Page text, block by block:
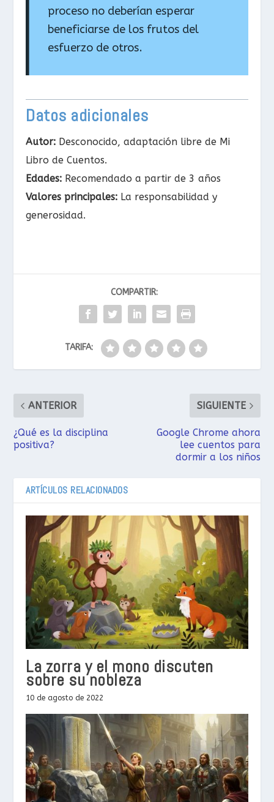
proceso no deberían esperar
beneficiarse de los frutos del
esfuerzo de otros.
Datos adicionales
Autor: Desconocido, adaptación libre de Mi
Libro de Cuentos.
Edades: Recomendado a partir de 3 años
Valores principales: La responsabilidad y
generosidad.
COMPARTIR:
TARIFA:
ANTERIOR
¿Qué es la disciplina
positiva?
SIGUIENTE
Google Chrome ahora
lee cuentos para
dormir a los niños
ARTÍCULOS RELACIONADOS
La zorra y el mono discuten
sobre su nobleza
10 de agosto de 2022